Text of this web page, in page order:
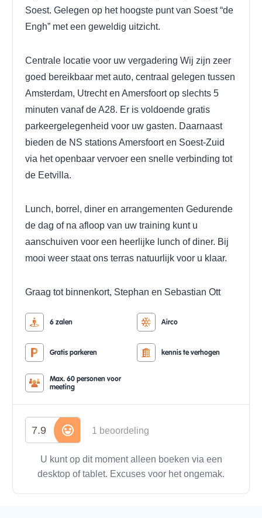
Soest. Gelegen op het hoogste punt van Soest “de
Engh” met een geweldig uitzicht.
Centrale locatie voor uw vergadering Wij zijn zeer
goed bereikbaar met auto, centraal gelegen tussen
Amsterdam, Utrecht en Amersfoort op slechts 5
minuten vanaf de A28. Er is voldoende gratis
parkeergelegenheid voor uw gasten. Daarnaast
bieden de NS stations Amersfoort en Soest-Zuid
via het openbaar vervoer een snelle verbinding tot
de Eetvilla.
Lunch, borrel, diner en arrangementen Gedurende
de dag of na afloop van uw training kunt u
aanschuiven voor een heerlijke lunch of diner. Bij
mooi weer staat ons terras natuurlijk voor u klaar.
Graag tot binnenkort, Stephan en Sebastian Ott
6 zalen Airco
Gratis parkeren kennis te verhogen
Max. 60 personen voor
meeting
7.9 1 beoordeling
U kunt op dit moment alleen boeken via een
desktop of tablet. Excuses voor het ongemak.